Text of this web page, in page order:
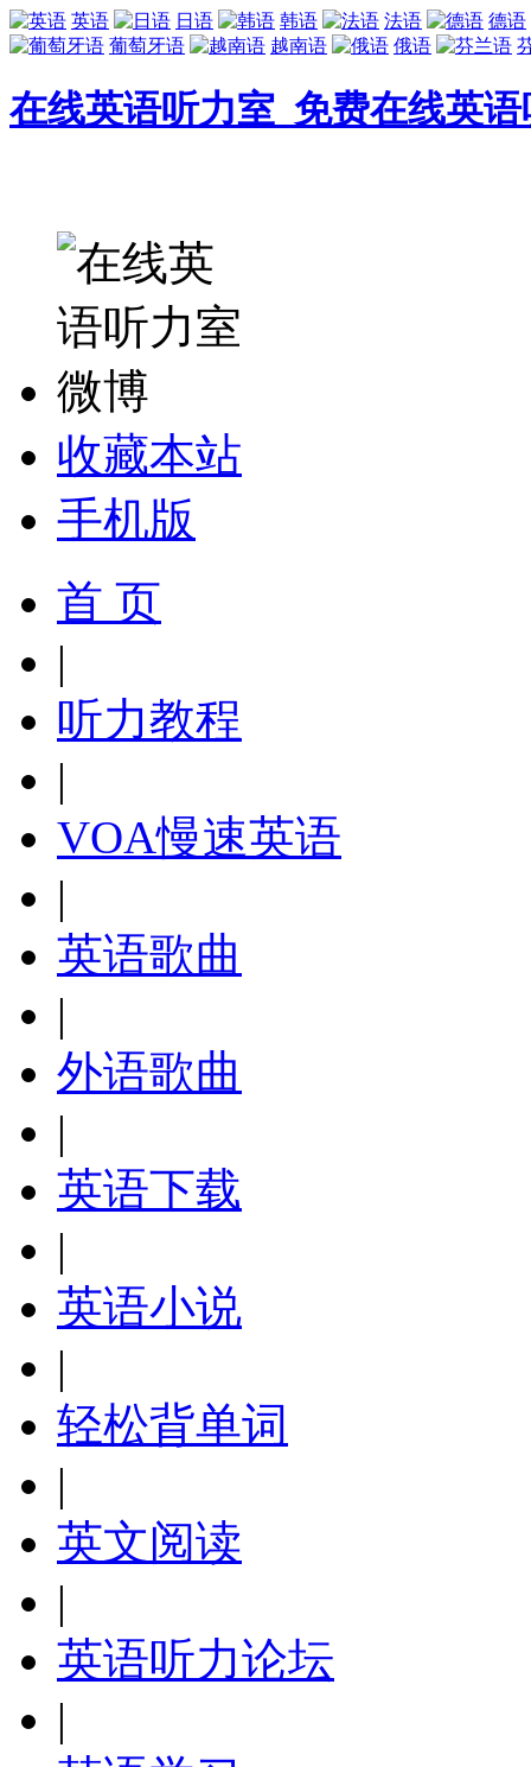
英语 日语 韩语 法语
德语
葡萄牙语
越南语 俄语
在线英语听力室_免费在线英
收藏本站
手机版
首 页
|
听力教程
|
VOA慢速英语
|
英语歌曲
|
外语歌曲
|
英语下载
|
英语小说
|
轻松背单词
|
英文阅读
|
英语听力论坛
|